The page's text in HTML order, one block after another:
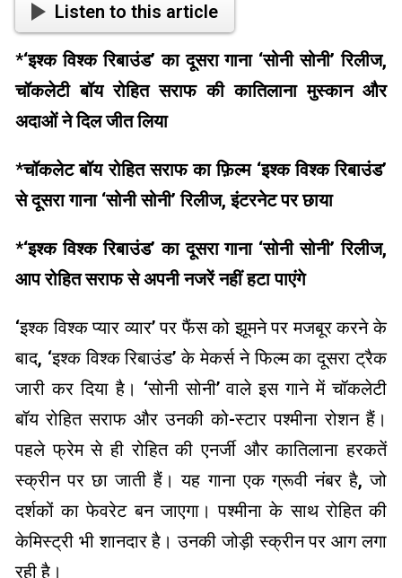
Listen to this article
*‘इश्क विश्क रिबाउंड’ का दूसरा गाना ‘सोनी सोनी’ रिलीज,
चॉकलेटी बॉय रोहित सराफ की कातिलाना मुस्कान और
अदाओं ने दिल जीत लिया
*चॉकलेट बॉय रोहित सराफ का फ़िल्म ‘इश्क विश्क रिबाउंड’
से दूसरा गाना ‘सोनी सोनी’ रिलीज, इंटरनेट पर छाया
*‘इश्क विश्क रिबाउंड’ का दूसरा गाना ‘सोनी सोनी’ रिलीज,
आप रोहित सराफ से अपनी नजरें नहीं हटा पाएंगे
‘इश्क विश्क प्यार व्यार’ पर फैंस को झूमने पर मजबूर करने के
बाद, ‘इश्क विश्क रिबाउंड’ के मेकर्स ने फिल्म का दूसरा ट्रैक
जारी कर दिया है। ‘सोनी सोनी’ वाले इस गाने में चॉकलेटी
बॉय रोहित सराफ और उनकी को-स्टार पश्मीना रोशन हैं।
पहले फ्रेम से ही रोहित की एनर्जी और कातिलाना हरकतें
स्क्रीन पर छा जाती हैं। यह गाना एक ग्रूवी नंबर है, जो
दर्शकों का फेवरेट बन जाएगा। पश्मीना के साथ रोहित की
केमिस्ट्री भी शानदार है। उनकी जोड़ी स्क्रीन पर आग लगा
रही है।